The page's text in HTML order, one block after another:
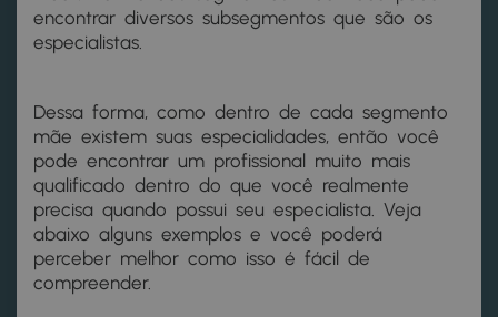
encontrar diversos subsegmentos que são os
especialistas.
Dessa forma, como dentro de cada segmento
mãe existem suas especialidades, então você
pode encontrar um profissional muito mais
qualificado dentro do que você realmente
precisa quando possui seu especialista. Veja
abaixo alguns exemplos e você poderá
perceber melhor como isso é fácil de
compreender.